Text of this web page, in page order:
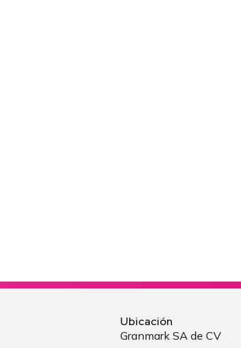
Ubicación
Granmark SA de CV